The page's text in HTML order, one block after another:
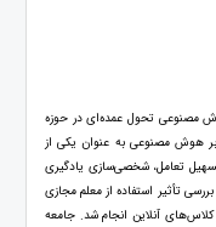
مصنوعی تحول عمده‌ای در حوزه
هوش مصنوعی به عنوان یکی از
تعامل، شخصی‌سازی یادگیری
تأثیر استفاده از معلم مجازی
آنلاین انجام شد. جامعه